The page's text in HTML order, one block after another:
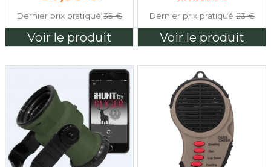
Dernier prix pratiqué 35 €
Voir le produit
Dernier prix pratiqué 23 €
Voir le produit